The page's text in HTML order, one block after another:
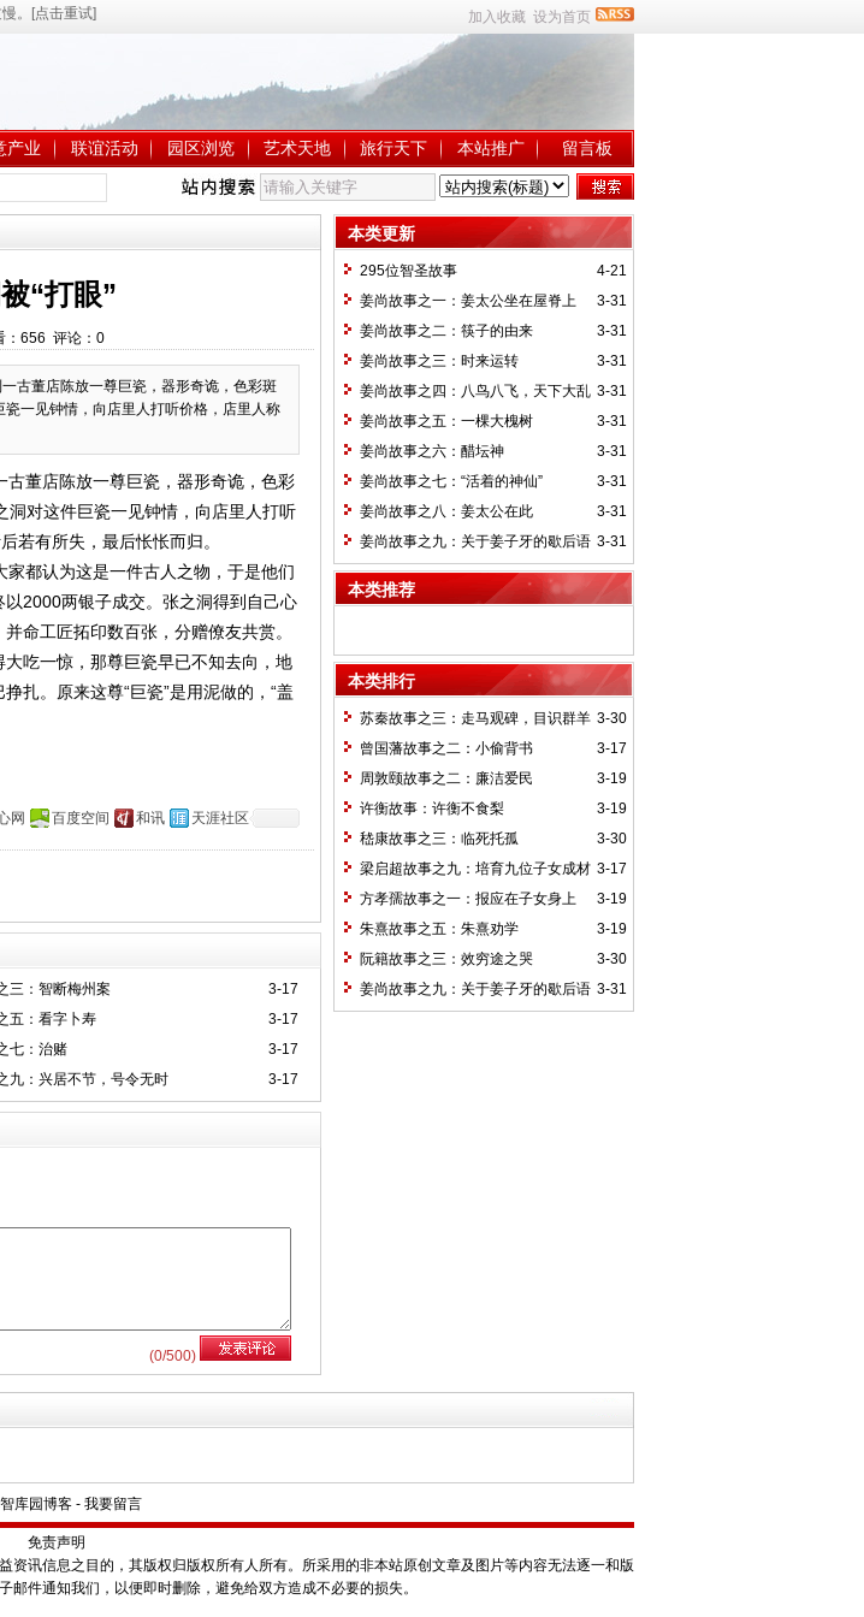
加入收藏 设为首页
产业 联谊活动 园区浏览 艺术天地 旅行天下 本站推广 留言板
“打眼”
656 评论： 0
古董店陈放一尊巨瓷，器形奇诡，色彩斑
一见钟情，向店里人打听价格，店里人称
董店陈放一尊巨瓷，器形奇诡，色彩
对这件巨瓷一见钟情，向店里人打听
若有所失，最后怅怅而归。
都认为这是一件古人之物，于是他们
2000两银子成交。张之洞得到自己心
命工匠拓印数百张，分赠僚友共赏。
吃一惊，那尊巨瓷早已不知去向，地
扎。原来这尊“巨瓷”是用泥做的，“盖
网 百度空间 和讯 天涯社区
3-17
三：智断梅州案
3-17
五：看字卜寿
3-17
七：治赌
3-17
九：兴居不节，号令无时
(0/500)
本类更新
4-21
295位智圣故事
3-31
姜尚故事之一：姜太公坐在屋脊上
3-31
姜尚故事之二：筷子的由来
3-31
姜尚故事之三：时来运转
3-31
姜尚故事之四：八鸟八飞，天下大乱
3-31
姜尚故事之五：一棵大槐树
3-31
姜尚故事之六：醋坛神
3-31
姜尚故事之七：“活着的神仙”
3-31
姜尚故事之八：姜太公在此
3-31
姜尚故事之九：关于姜子牙的歇后语
本类推荐
本类排行
3-30
苏秦故事之三：走马观碑，目识群羊
3-17
曾国藩故事之二：小偷背书
3-19
周敦颐故事之二：廉洁爱民
3-19
许衡故事：许衡不食梨
3-30
嵇康故事之三：临死托孤
3-17
梁启超故事之九：培育九位子女成材
的神奇“小妾”——王桂荃
3-19
方孝孺故事之一：报应在子女身上
3-19
朱熹故事之五：朱熹劝学
3-30
阮籍故事之三：效穷途之哭
3-31
姜尚故事之九：关于姜子牙的歇后语
库园博客- 我要留言
免责声明
讯信息之目的，其版权归版权所有人所有。所采用的非本站原创文章及图片等内容无法逐一和版
件通知我们，以便即时删除，避免给双方造成不必要的损失。